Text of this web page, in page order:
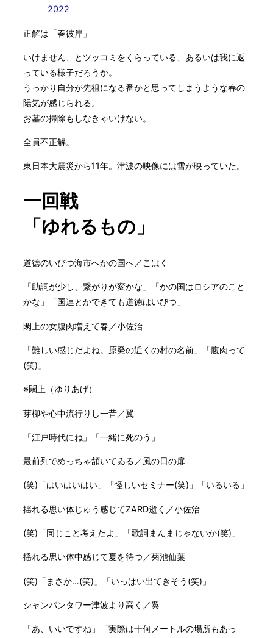
2022
正解は「春彼岸」
いけません、とツッコミをくらっている、あるいは我に返
っている様子だろうか。
うっかり自分が先祖になる番かと思ってしまうような春の
陽気が感じられる。
お墓の掃除もしなきゃいけない。
全員不正解。
東日本大震災から11年。津波の映像には雪が映っていた。
一回戦
「ゆれるもの」
道徳のいびつ海市へかの国へ／こはく
「助詞が少し、繋がりが変かな」「かの国はロシアのこと
かな」「国連とかできても道徳はいびつ」
閖上の女腹肉増えて春／小佐治
「難しい感じだよね。原発の近くの村の名前」「腹肉って
(笑)」
※閖上（ゆりあげ）
芽柳や心中流行りし一昔／翼
「江戸時代にね」「一緒に死のう」
最前列でめっちゃ頷いてゐる／風の日の扉
(笑)「はいはいはい」「怪しいセミナー(笑)」「いるいる」
揺れる思い体じゅう感じてZARD逝く／小佐治
(笑)「同じこと考えたよ」「歌詞まんまじゃないか(笑)」
揺れる思い体中感じて夏を待つ／菊池仙葉
(笑)「まさか…(笑)」「いっぱい出てきそう(笑)」
シャンパンタワー津波より高く／翼
「あ、いいですね」「実際は十何メートルの場所もあっ